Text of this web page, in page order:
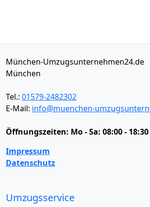
München-Umzugsunternehmen24.de
München
Tel.: 01579-2482302
E-Mail: info@muenchen-
Öffnungszeiten: Mo - Sa: 08:00 -
Impressum
Datenschutz
Umzugsservice